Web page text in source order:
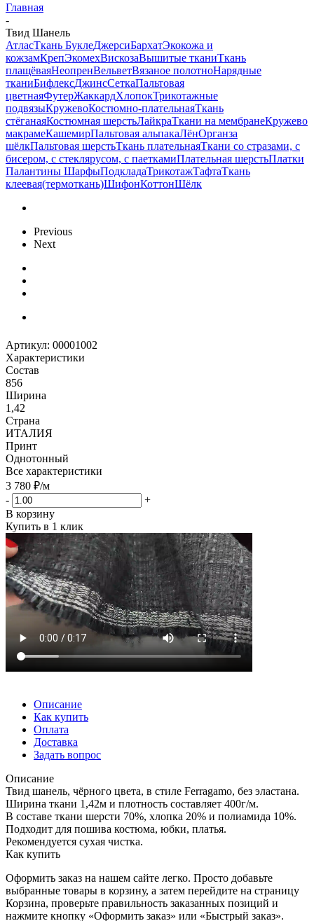
Главная
-
Твид Шанель
АтласТкань БуклеДжерсиБархатЭкокожа и
кожзамКрепЭкомехВискозаВышитые тканиТкань
плащёваяНеопренВельветВязаное полотноНарядные
тканиБифлексДжинсСеткаПальтовая
цветнаяФутерЖаккардХлопокТрикотажные
подвязыКружевоКостюмно-плательнаяТкань
стёганаяКостюмная шерстьЛайкраТкани на мембранеКружево
макрамеКашемирПальтовая альпакаЛёнОрганза
шёлкПальтовая шерстьТкань плательнаяТкани со стразами, с
бисером, с стеклярусом, с паеткамиПлательная шерстьПлатки
Палантины ШарфыПодкладаТрикотажТафтаТкань
клеевая(термоткань)ШифонКоттонШёлк
Previous
Next
Артикул: 00001002
Характеристики
Состав
856
Ширина
1,42
Страна
ИТАЛИЯ
Принт
Однотонный
Все характеристики
3 780 ₽/м
-
+
В корзину
Купить в 1 клик
Описание
Как купить
Оплата
Доставка
Задать вопрос
Описание
Твид шанель, чёрного цвета, в стиле Ferragamo, без эластана.
Ширина ткани 1,42м и плотность составляет 400г/м.
В составе ткани шерсти 70%, хлопка 20% и полиамида 10%.
Подходит для пошива костюма, юбки, платья.
Рекомендуется сухая чистка.
Как купить
Оформить заказ на нашем сайте легко. Просто добавьте
выбранные товары в корзину, а затем перейдите на страницу
Корзина, проверьте правильность заказанных позиций и
нажмите кнопку «Оформить заказ» или «Быстрый заказ».